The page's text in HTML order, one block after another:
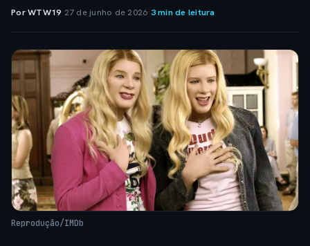
Por WTW19· 27 de junho de 2026·3 min de leitura
Reprodução/IMDb